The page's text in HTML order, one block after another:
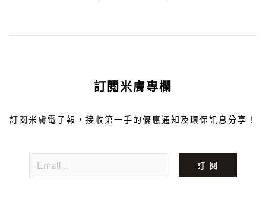
訂閱米膚專欄
訂閱米膚電子報，接收第一手的優惠通知及環保訊息分享！
訂 閱